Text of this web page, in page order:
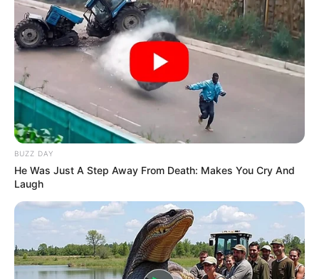
BUZZ DAY
He Was Just A Step Away From Death: Makes You Cry And
Laugh